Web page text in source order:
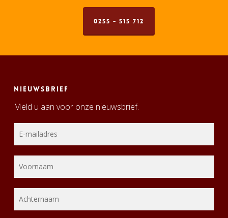
0255 - 515 712
Nieuwsbrief
Meld u aan voor onze nieuwsbrief.